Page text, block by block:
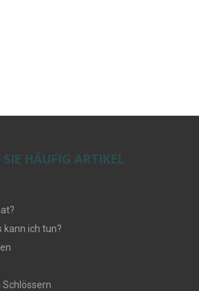
SIE HÄUFIG ARTIKEL
kann ich tun?